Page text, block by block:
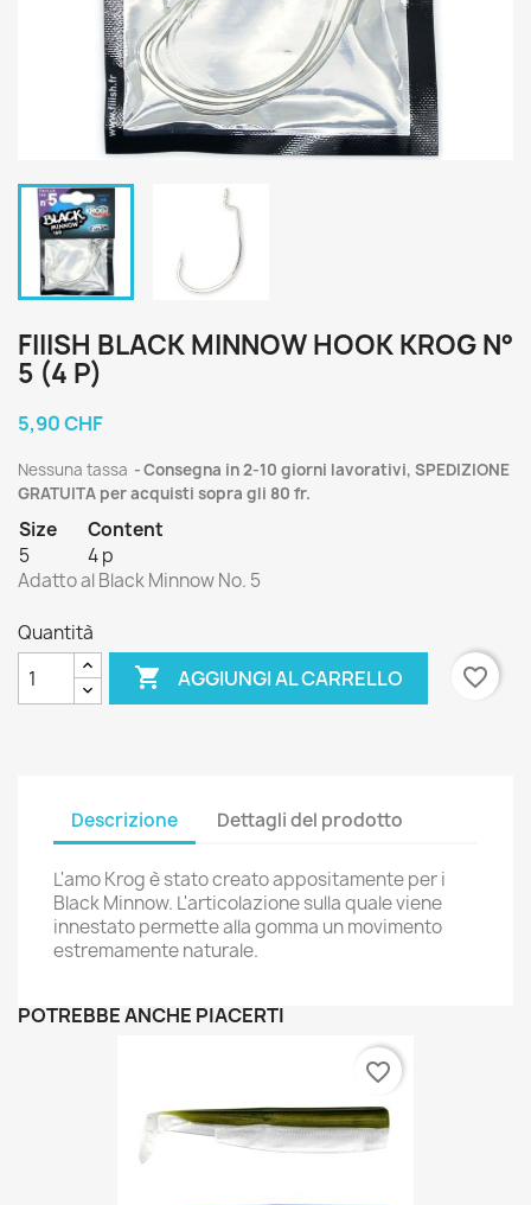
FIIISH BLACK MINNOW HOOK KROG N°
5 (4 P)
5,90 CHF
Nessuna tassa
Consegna in 2-10 giorni lavorativi, SPEDIZIONE
GRATUITA per acquisti sopra gli 80 fr.
Size
Content
5
4 p
Adatto al Black Minnow No. 5
Quantità
 AGGIUNGI AL CARRELLO favorite_border
Descrizione Dettagli del prodotto
L'amo Krog è stato creato appositamente per i
Black Minnow. L'articolazione sulla quale viene
innestato permette alla gomma un movimento
estremamente naturale.
POTREBBE ANCHE PIACERTI
favorite_border